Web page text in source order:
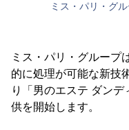
ミス・パリ・グ
ミス・パリ・グループ
的に処理が可能な新技
り「男のエステ ダン
供を開始します。